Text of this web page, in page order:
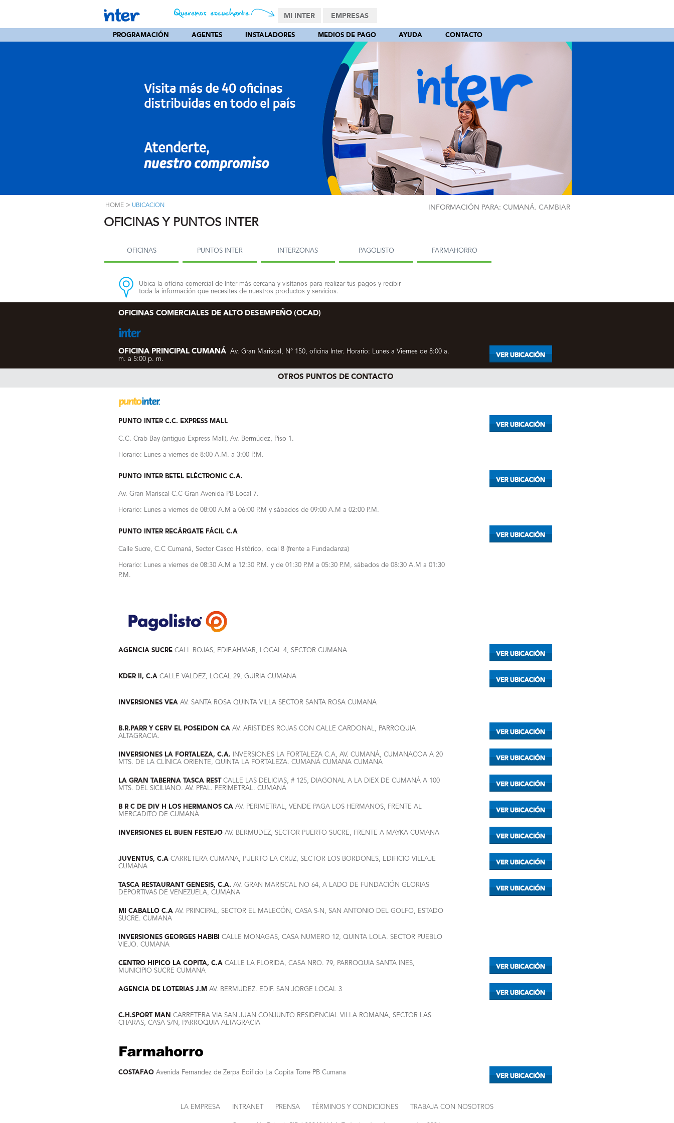
MI INTER EMPRESAS
PROGRAMACIÓN AGENTES INSTALADORES MEDIOS DE PAGO AYUDA CONTACTO
HOME > UBICACION INFORMACIÓN PARA: CUMANÁ. CAMBIAR
OFICINAS Y PUNTOS INTER
OFICINAS PUNTOS INTER INTERZONAS PAGOLISTO FARMAHORRO
Ubica la oficina comercial de Inter más cercana y visítanos para realizar tus pagos y recibir
toda la información que necesites de nuestros productos y servicios.
OFICINAS COMERCIALES DE ALTO DESEMPEÑO (OCAD)
OFICINA PRINCIPAL CUMANÁ
Av. Gran Mariscal, N° 150, oficina Inter. Horario: Lunes a Viernes de 8:00 a.
m. a 5:00 p. m.
OTROS PUNTOS DE CONTACTO
PUNTO INTER C.C. EXPRESS MALL
C.C. Crab Bay (antiguo Express Mall), Av. Bermúdez, Piso 1.
Horario: Lunes a viernes de 8:00 A.M. a 3:00 P.M.
PUNTO INTER BETEL ELÉCTRONIC C.A.
Av. Gran Mariscal C.C Gran Avenida PB Local 7.
Horario: Lunes a viernes de 08:00 A.M a 06:00 P.M y sábados de 09:00 A.M a 02:00 P.M.
PUNTO INTER RECÁRGATE FÁCIL C.A
Calle Sucre, C.C Cumaná, Sector Casco Histórico, local 8 (frente a Fundadanza)
Horario: Lunes a viernes de 08:30 A.M a 12:30 P.M. y de 01:30 P.M a 05:30 P.M, sábados de 08:30 A.M a 01:30
P.M.
AGENCIA SUCRE CALL ROJAS, EDIF.AHMAR, LOCAL 4, SECTOR CUMANA
KDER II, C.A CALLE VALDEZ, LOCAL 29, GUIRIA CUMANA
INVERSIONES VEA AV. SANTA ROSA QUINTA VILLA SECTOR SANTA ROSA CUMANA
B.R.PARR Y CERV EL POSEIDON CA AV. ARISTIDES ROJAS CON CALLE CARDONAL, PARROQUIA
ALTAGRACIA.
INVERSIONES LA FORTALEZA, C.A. INVERSIONES LA FORTALEZA C.A, AV. CUMANÁ, CUMANACOA A 20
MTS. DE LA CLÍNICA ORIENTE, QUINTA LA FORTALEZA. CUMANÁ CUMANA CUMANA
LA GRAN TABERNA TASCA RESTCALLE LAS DELICIAS, # 125, DIAGONAL A LA DIEX DE CUMANÁ A 100
MTS. DEL SICILIANO. AV. PPAL. PERIMETRAL. CUMANÁ
B R C DE DIV H LOS HERMANOS CA AV. PERIMETRAL, VENDE PAGA LOS HERMANOS, FRENTE AL
MERCADITO DE CUMANÁ
INVERSIONES EL BUEN FESTEJO AV. BERMUDEZ, SECTOR PUERTO SUCRE, FRENTE A MAYKA CUMANA
JUVENTUS, C.A CARRETERA CUMANA, PUERTO LA CRUZ, SECTOR LOS BORDONES, EDIFICIO VILLAJE
CUMANA
TASCA RESTAURANT GENESIS, C.A. AV. GRAN MARISCAL NO 64, A LADO DE FUNDACIÓN GLORIAS
DEPORTIVAS DE VENEZUELA, CUMANA
MI CABALLO C.A AV. PRINCIPAL, SECTOR EL MALECÓN, CASA S-N, SAN ANTONIO DEL GOLFO, ESTADO
SUCRE. CUMANA
INVERSIONES GEORGES HABIBI
CALLE MONAGAS, CASA NUMERO 12, QUINTA LOLA. SECTOR PUEBLO
VIEJO. CUMANA
CENTRO HIPICO LA COPITA, C.A CALLE LA FLORIDA, CASA NRO. 79, PARROQUIA SANTA INES,
MUNICIPIO SUCRE CUMANA
AGENCIA DE LOTERIAS J.M AV. BERMUDEZ. EDIF. SAN JORGE LOCAL 3
C.H.SPORT MAN CARRETERA VIA SAN JUAN CONJUNTO RESIDENCIAL VILLA ROMANA, SECTOR LAS
CHARAS, CASA S/N, PARROQUIA ALTAGRACIA
COSTAFAO Avenida Fernandez de Zerpa Edificio La Copita Torre PB Cumana
LA EMPRESA INTRANET PRENSA TÉRMINOS Y CONDICIONES TRABAJA CON NOSOTROS